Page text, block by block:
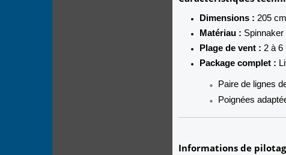
Dimensions : 205
Matériau :
Plage de vent : 2 à 6
Package complet :
Paire de lignes
Poignées
Informations de